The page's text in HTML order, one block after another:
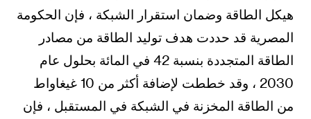
هيكل الطاقة وضمان استقرار الشبكة ، فإن الحكومة
المصرية قد حددت هدف توليد الطاقة من مصادر
الطاقة المتجددة بنسبة 42 في المائة بحلول عام
2030 ، وقد خططت لإضافة أكثر من 10 غيغاواط
من الطاقة المخزنة في الشبكة في المستقبل ، فإن